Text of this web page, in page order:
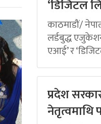
‘डिजिटल
काठमाडौं/
लर्डबुद्ध
एआई’ र
प्रदेश
नेतृत्वमाथि